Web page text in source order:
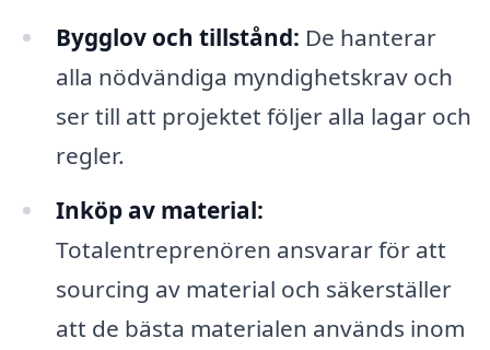
Bygglov och tillstånd: De hanterar
alla nödvändiga myndighetskrav och
ser till att projektet följer alla lagar och
regler.
Inköp av material:
Totalentreprenören ansvarar för att
sourcing av material och säkerställer
att de bästa materialen används inom